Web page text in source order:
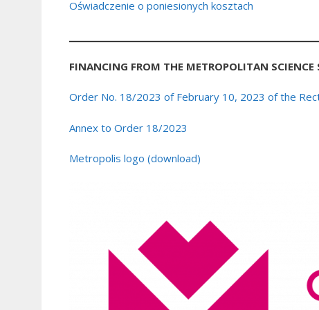
Oświadczenie o poniesionych kosztach
FINANCING FROM THE METROPOLITAN SCIENCE
Order No. 18/2023 of February 10, 2023 of the
Annex to Order 18/2023
Metropolis logo (download)